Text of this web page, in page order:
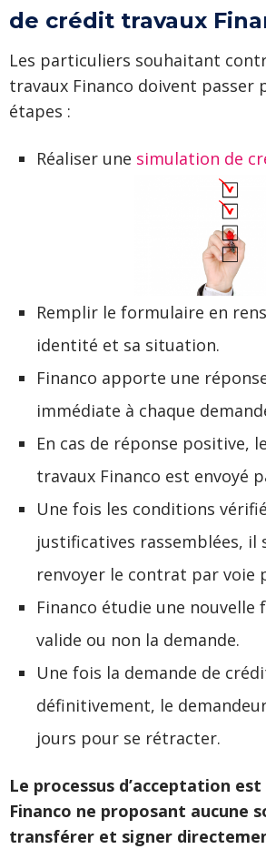
de crédit travaux
Les particuliers souhaitant
travaux Financo doivent passer
étapes :
Réaliser une simulation de
Remplir le formulaire en
identité et sa situation.
Financo apporte une
immédiate à chaque
En cas de réponse positive,
travaux Financo est envoyé
Une fois les conditions
justificatives rassemblées, il
renvoyer le contrat par voie
Financo étudie une nouvelle
valide ou non la demande.
Une fois la demande de
définitivement, le
jours pour se rétracter.
Le processus d’acceptation
Financo ne proposant aucune
transférer et signer